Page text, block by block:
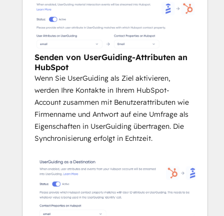
Senden von UserGuiding-Attributen an
HubSpot
Wenn Sie UserGuiding als Ziel aktivieren,
werden Ihre Kontakte in Ihrem HubSpot-
Account zusammen mit Benutzerattributen wie
Firmenname und Antwort auf eine Umfrage als
Eigenschaften in UserGuiding übertragen. Die
Synchronisierung erfolgt in Echtzeit.